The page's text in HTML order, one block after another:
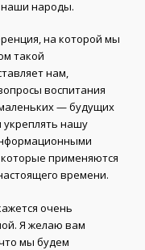
народы.
на которой мы
такой
нам,
воспитания
— будущих
укреплять нашу
применяются
времени.
очень
Я желаю вам
мы будем